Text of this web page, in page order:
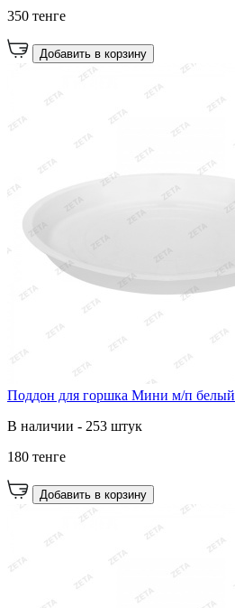
350 тенге
Добавить в корзину
Поддон для горшка Мини м/п белый
В наличии - 253 штук
180 тенге
Добавить в корзину